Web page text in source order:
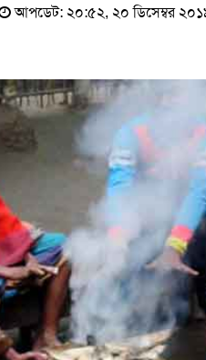
আপডেট: ২০:৫২, ২০ ডিসেম্বর